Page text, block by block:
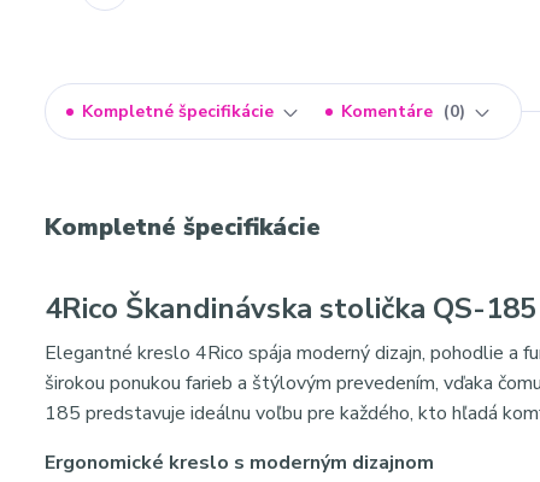
Kompletné špecifikácie Komentáre 0
Kompletné špecifikácie
4Rico Škandinávska stolička QS-
Elegantné kreslo 4Rico spája moderný dizajn, pohodlie a
širokou ponukou farieb a štýlovým prevedením, vďaka
185 predstavuje ideálnu voľbu pre každého, kto hľadá
Ergonomické kreslo s moderným dizajnom